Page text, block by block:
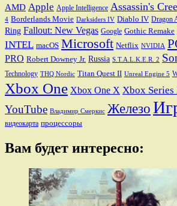
AMD Apple Apple Intelligence Assassin's
4 Borderlands Movie Darksiders IV Diablo IV Dragon
Ring Fallout: New Vegas Google Gothic Remake
INTEL macOS Microsoft Netflix NVIDIA
PRO Robert Downey Jr. Russia S.T.A.L.K.E.R. 2
Technology THQ Nordic Titan Quest II Unreal Engine 5
Xbox One Xbox One X Xbox
YouTube Владимир Смеркис Железо
видеокарта процессоры
Вам будет интересно: